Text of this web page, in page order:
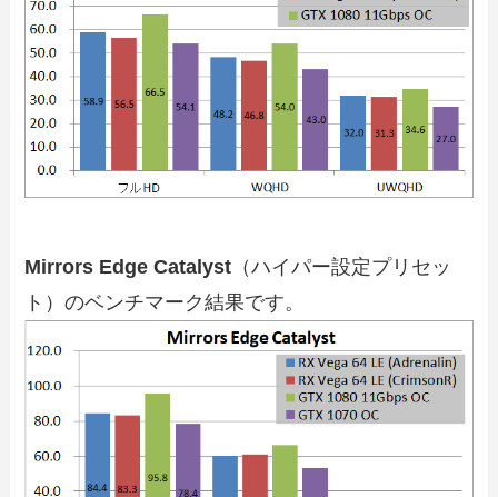
Mirrors Edge Catalyst （ハイパー設定プリセッ
ト）のベンチマーク結果です。